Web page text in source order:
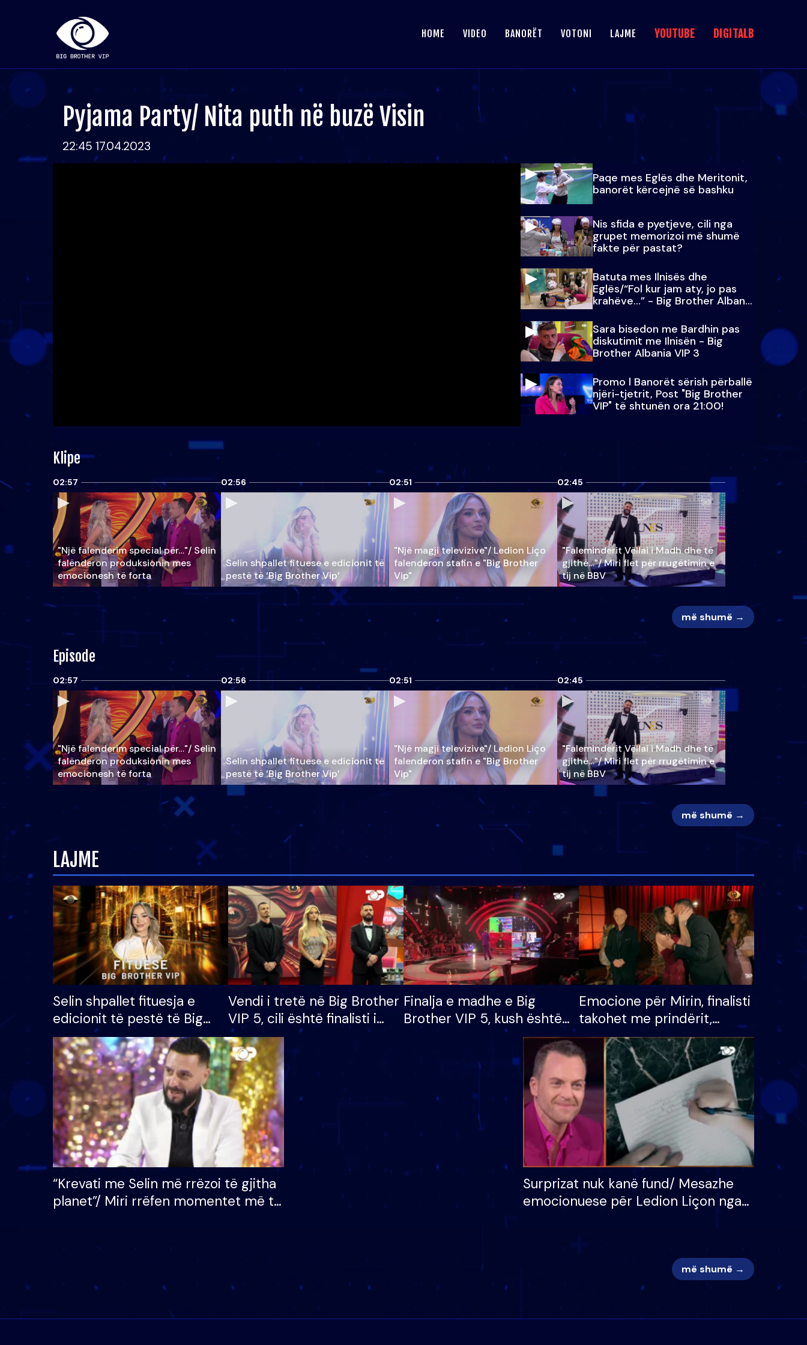
HOME VIDEO BANORËT VOTONI LAJME YOUTUBE DIGITALB
Pyjama Party/ Nita puth në buzë Visin
22:45 17.04.2023
Paqe mes Eglës dhe Meritonit,
banorët kërcejnë së bashku
Nis sfida e pyetjeve, cili nga
grupet memorizoi më shumë
fakte për pastat?
Batuta mes Ilnisës dhe
Eglës/“Fol kur jam aty, jo pas
krahëve…” - Big Brother Albania
VIP 3
Sara bisedon me Bardhin pas
diskutimit me Ilnisën - Big
Brother Albania VIP 3
Promo l Banorët sërish përballë
njëri-tjetrit, Post "Big Brother
VIP" të shtunën ora 21:00!
Klipe
02:57
"Një falenderim special për…"/ Selin
falënderon produksionin mes
emocionesh të forta
02:56
Selin shpallet fituese e edicionit të
pestë të ‘Big Brother Vip’
02:51
"Një magji televizive"/ Ledion Liço
falenderon stafin e "Big Brother
Vip"
02:45
"Faleminderit Vëllai i Madh dhe të
gjithë…"/ Miri flet për rrugëtimin e
tij në BBV
më shumë →
Episode
02:57
"Një falenderim special për…"/ Selin
falënderon produksionin mes
emocionesh të forta
02:56
Selin shpallet fituese e edicionit të
pestë të ‘Big Brother Vip’
02:51
"Një magji televizive"/ Ledion Liço
falenderon stafin e "Big Brother
Vip"
02:45
"Faleminderit Vëllai i Madh dhe të
gjithë…"/ Miri flet për rrugëtimin e
tij në BBV
më shumë →
LAJME
Selin shpallet fituesja e
edicionit të pestë të Big
Brother VIP, rrëmben
çmimin e madh prej 100
mijë eurosh
Vendi i tretë në Big Brother
VIP 5, cili është finalisti i
radhës që lë shtëpinë
Finalja e madhe e Big
Brother VIP 5, kush është
banori i parë që lë shtëpinë
dhe humb mundësinë për
të fituar çmimin e madh
Emocione për Mirin, finalisti
takohet me prindërit,
vajzën dhe bashkëshorten:
S’kemi ndonjë letër divorci
apo jo?
“Krevati me Selin më rrëzoi të gjitha
planet”/ Miri rrëfen momentet më të
Surprizat nuk kanë fund/ Mesazhe
emocionuese për Ledion Liçon nga
më shumë →